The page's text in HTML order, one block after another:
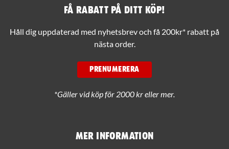
Mer information
Få rabatt på ditt köp!
Håll dig uppdaterad med nyhetsbrev och få 200kr* rabatt på
nästa order.
PRENUMERERA
*Gäller vid köp för 2000 kr eller mer.